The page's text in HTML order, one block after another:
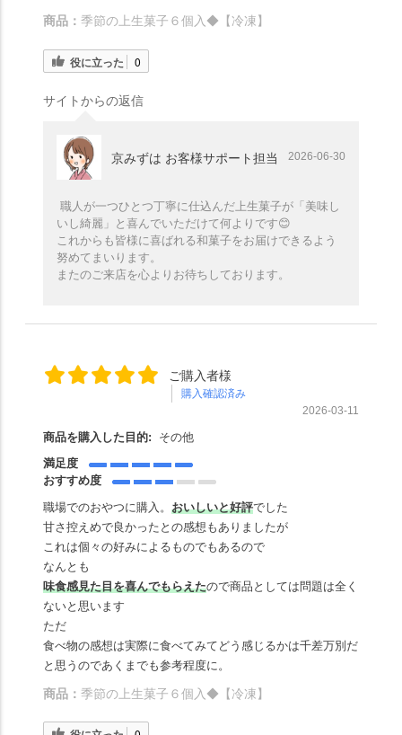
商品： 季節の上生菓子６個入◆【冷凍】
役に立った 0
サイトからの返信
京みずは お客様サポート担当 2026-06-30
職人が一つひとつ丁寧に仕込んだ上生菓子が「美味し
いし綺麗」と喜んでいただけて何よりです😊
これからも皆様に喜ばれる和菓子をお届けできるよう
努めてまいります。
またのご来店を心よりお待ちしております。
ご購入者様
購入確認済み
2026-03-11
商品を購入した目的:
その他
満足度
おすすめ度
職場でのおやつに購入。 おいしいと好評でした
甘さ控えめで良かったとの感想もありましたが
これは個々の好みによるものでもあるので
なんとも
味食感見た目を喜んでもらえたので商品としては問題は全く
ないと思います
ただ
食べ物の感想は実際に食べてみてどう感じるかは千差万別だ
と思うのであくまでも参考程度に。
商品： 季節の上生菓子６個入◆【冷凍】